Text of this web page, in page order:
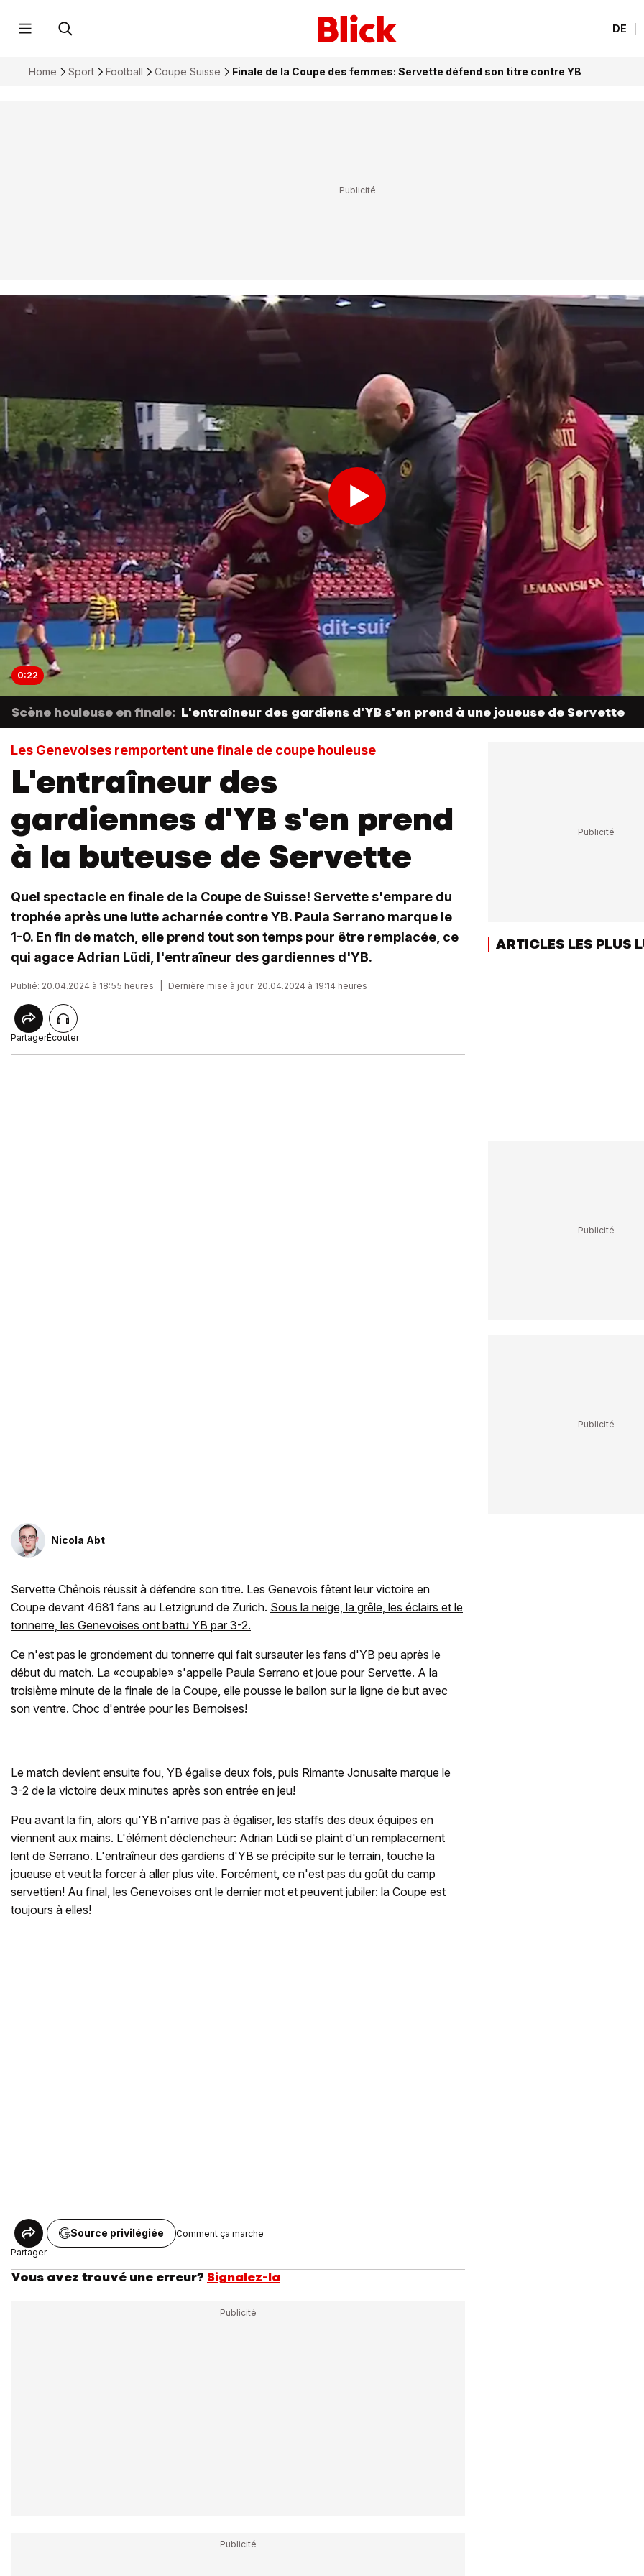
DE
Home Sport Football Coupe Suisse Finale de la Coupe des femmes: Servette défend son titre contre YB
0:22
Scène houleuse en finale: L'entraîneur des gardiens d'YB s'en prend à une joueuse de Servette
Les Genevoises remportent une finale de coupe houleuse
L'entraîneur des
gardiennes d'YB s'en prend
à la buteuse de Servette
Quel spectacle en finale de la Coupe de Suisse! Servette s'empare du
trophée après une lutte acharnée contre YB. Paula Serrano marque le
1-0. En fin de match, elle prend tout son temps pour être remplacée, ce
qui agace Adrian Lüdi, l'entraîneur des gardiennes d'YB.
Publié: 20.04.2024 à 18:55 heures Dernière mise à jour: 20.04.2024 à 19:14 heures
PartagerÉcouter
Nicola Abt
Servette Chênois réussit à défendre son titre. Les Genevois fêtent leur victoire en
Coupe devant 4681 fans au Letzigrund de Zurich. Sous la neige, la grêle, les éclairs et le
tonnerre, les Genevoises ont battu YB par 3-2.
Ce n'est pas le grondement du tonnerre qui fait sursauter les fans d'YB peu après le
début du match. La «coupable» s'appelle Paula Serrano et joue pour Servette. A la
troisième minute de la finale de la Coupe, elle pousse le ballon sur la ligne de but avec
son ventre. Choc d'entrée pour les Bernoises!
Le match devient ensuite fou, YB égalise deux fois, puis Rimante Jonusaite marque le
3-2 de la victoire deux minutes après son entrée en jeu!
Peu avant la fin, alors qu'YB n'arrive pas à égaliser, les staffs des deux équipes en
viennent aux mains. L'élément déclencheur: Adrian Lüdi se plaint d'un remplacement
lent de Serrano. L'entraîneur des gardiens d'YB se précipite sur le terrain, touche la
joueuse et veut la forcer à aller plus vite. Forcément, ce n'est pas du goût du camp
servettien! Au final, les Genevoises ont le dernier mot et peuvent jubiler: la Coupe est
toujours à elles!
Partager
Source privilégiée Comment ça marche
Vous avez trouvé une erreur? Signalez-la
ARTICLES LES PLUS